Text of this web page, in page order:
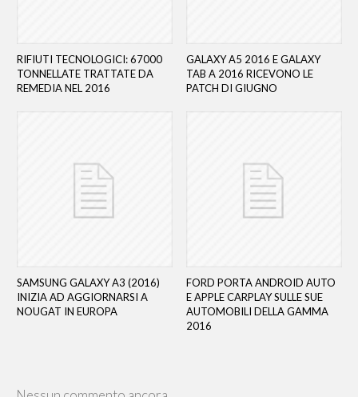
RIFIUTI TECNOLOGICI: 67000
TONNELLATE TRATTATE DA
REMEDIA NEL 2016
GALAXY A5 2016 E GALAXY
TAB A 2016 RICEVONO LE
PATCH DI GIUGNO
SAMSUNG GALAXY A3 (2016)
INIZIA AD AGGIORNARSI A
NOUGAT IN EUROPA
FORD PORTA ANDROID AUTO
E APPLE CARPLAY SULLE SUE
AUTOMOBILI DELLA GAMMA
2016